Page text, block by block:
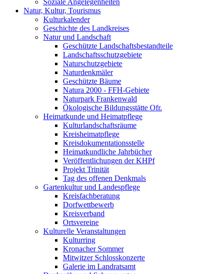
Soziale Angelegenheiten
Natur, Kultur, Tourismus
Kulturkalender
Geschichte des Landkreises
Natur und Landschaft
Geschützte Landschaftsbestandteile
Landschaftsschutzgebiete
Naturschutzgebiete
Naturdenkmäler
Geschützte Bäume
Natura 2000 - FFH-Gebiete
Naturpark Frankenwald
Ökologische Bildungsstätte Ofr.
Heimatkunde und Heimatpflege
Kulturlandschaftsräume
Kreisheimatpflege
Kreisdokumentationsstelle
Heimatkundliche Jahrbücher
Veröffentlichungen der KHPf
Projekt Trinität
Tag des offenen Denkmals
Gartenkultur und Landespflege
Kreisfachberatung
Dorfwettbewerb
Kreisverband
Ortsvereine
Kulturelle Veranstaltungen
Kulturring
Kronacher Sommer
Mitwitzer Schlosskonzerte
Galerie im Landratsamt